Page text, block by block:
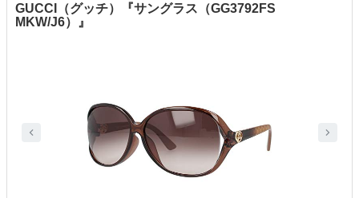
GUCCI（グッチ）『サングラス（GG3792FS
MKW/J6）』